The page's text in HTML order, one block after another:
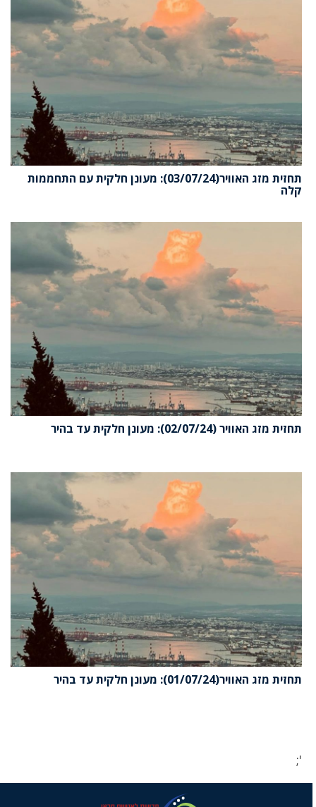
תחזית מזג האוויר(03/07/24): מעונן חלקית עם התחממות
קלה
תחזית מזג האוויר (02/07/24): מעונן חלקית עד בהיר
תחזית מזג האוויר(01/07/24): מעונן חלקית עד בהיר
';